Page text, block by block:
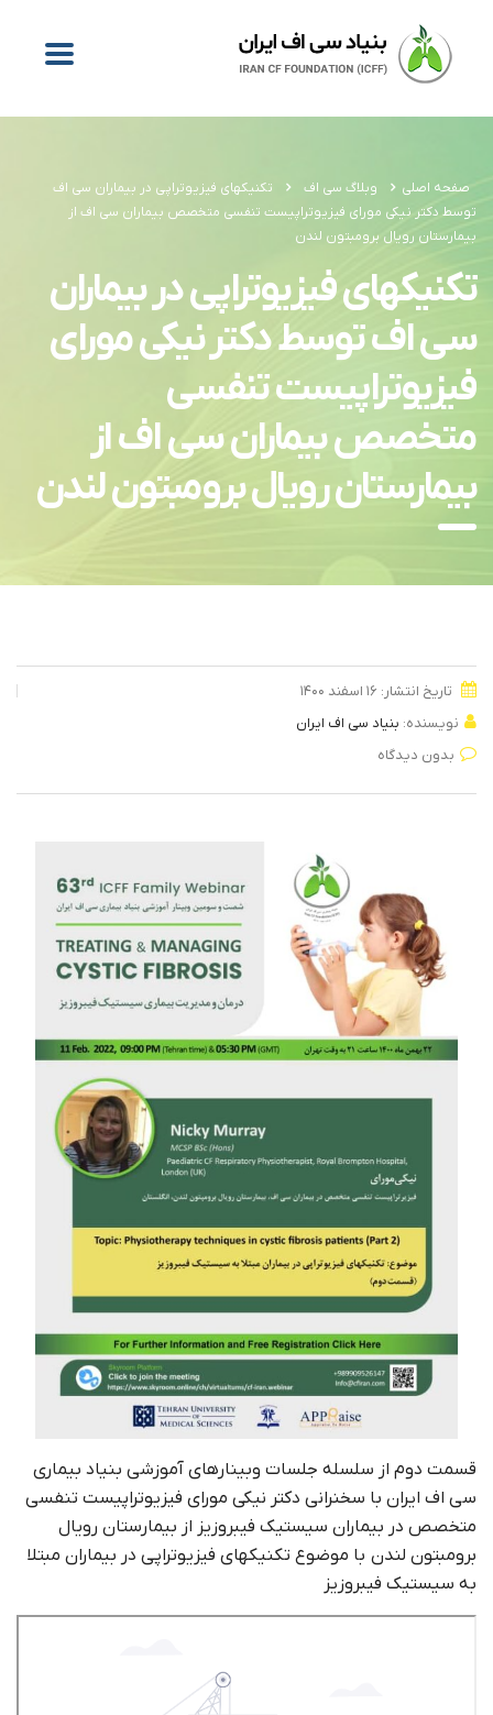
صفحه اصلی وبلاگ سی اف
تکنیکهای فیزیوتراپی در بیماران سی اف
توسط دکتر نیکی مورای فیزیوتراپیست تنفسی متخصص بیماران سی اف از
بیمارستان رویال برومبتون لندن
تکنیکهای فیزیوتراپی در بیماران
سی اف توسط دکتر نیکی مورای
فیزیوتراپیست تنفسی
متخصص بیماران سی اف از
بیمارستان رویال برومبتون لندن
تاریخ انتشار: ۱۶ اسفند ۱۴۰۰
نویسنده: بنیاد سی اف ایران
بدون دیدگاه
قسمت دوم از سلسله جلسات وبینارهای آموزشی بنیاد بیماری
سی اف ایران با سخنرانی دکتر نیکی مورای فیزیوتراپیست تنفسی
متخصص در بیماران سیستیک فیبروزیز از بیمارستان رویال
برومبتون لندن با موضوع تکنیکهای فیزیوتراپی در بیماران مبتلا
به سیستیک فیبروزیز